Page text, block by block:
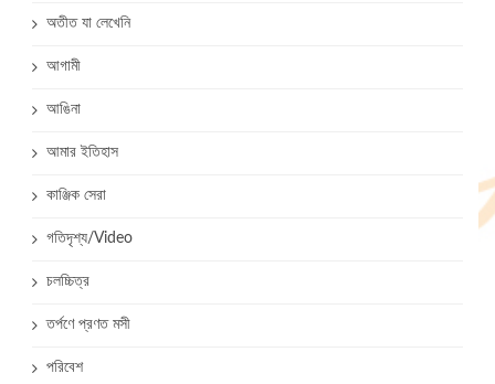
অতীত যা লেখেনি
আগামী
আঙিনা
আমার ইতিহাস
কাঞ্জিক সেরা
গতিদৃশ্য/Video
চলচ্চিত্র
তর্পণে প্রণত মসী
পরিবেশ